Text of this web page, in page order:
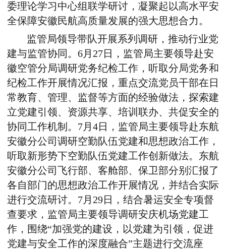
委理论学习中心组联学研讨，凝聚起以高水平安
全保障安徽民航高质量发展的强大思想合力。
监管局领导带队开展系列调研，推动行业党
建与监管协同。 6月 27日，监管局主要领导赴安
徽空管分局调研党务纪检工作，听取分局党务和
纪检工作开展情况汇报，重点交流党员干部在日
常教育、管理、监督等方面的经验做法，探索建
立党建引领、资源共享、培训联办、共促安全的
协同工作机制。 7月 4日，监管局主要领导赴东航
安徽分公司调研空勤队伍党建和思想政治工作，
听取新形势下空勤队伍党建工作创新做法。东航
安徽分公司飞行部、客舱部、保卫部分别汇报了
各自部门的思想政治工作开展情况，并结合实际
进行交流研讨。 7月 29日，结合暑运安全专项督
查要求，监管局主要领导调研安庆机场党建工
作，围绕“加强党的建设，以党建为引领，促进
党建与安全工作的深度融合”主题进行交流座